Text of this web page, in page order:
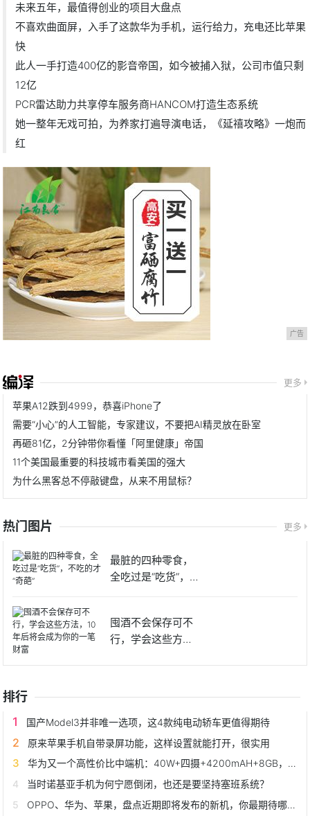
未来五年，最值得创业的项目大盘点
不喜欢曲面屏，入手了这款华为手机，运行给力，充电还比苹果
快
此人一手打造400亿的影音帝国，如今被捕入狱，公司市值只剩
12亿
PCR雷达助力共享停车服务商HANCOM打造生态系统
她一整年无戏可拍，为养家打遍导演电话，《延禧攻略》一炮而
红
广告
更多
苹果A12跌到4999，恭喜iPhone了
需要“小心”的人工智能，专家建议，不要把AI精灵放在卧室
再砸81亿，2分钟带你看懂「阿里健康」帝国
11个美国最重要的科技城市看美国的强大
为什么黑客总不停敲键盘，从来不用鼠标？
热门图片 更多
最脏的四种零食，
全吃过是“吃货”，不
囤酒不会保存可不
行，学会这些方
排行
国产Model3并非唯一选项，这4款纯电动轿车更值得期待
原来苹果手机自带录屏功能，这样设置就能打开，很实用
华为又一个高性价比中端机：40W+四摄+4200mAH+8GB，已降至1999
当时诺基亚手机为何宁愿倒闭，也还是要坚持塞班系统？
OPPO、华为、苹果，盘点近期即将发布的新机，你最期待哪一款？